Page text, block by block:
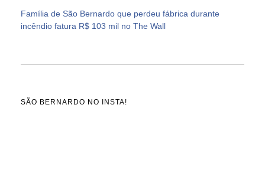
Família de São Bernardo que perdeu fábrica durante
incêndio fatura R$ 103 mil no The Wall
SÃO BERNARDO NO INSTA!